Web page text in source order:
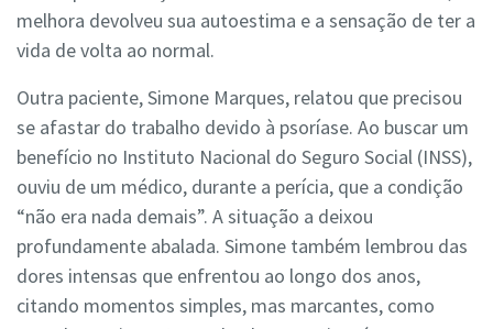
melhora devolveu sua autoestima e a sensação de ter a
vida de volta ao normal.
Outra paciente, Simone Marques, relatou que precisou
se afastar do trabalho devido à psoríase. Ao buscar um
benefício no Instituto Nacional do Seguro Social (INSS),
ouviu de um médico, durante a perícia, que a condição
“não era nada demais”. A situação a deixou
profundamente abalada. Simone também lembrou das
dores intensas que enfrentou ao longo dos anos,
citando momentos simples, mas marcantes, como